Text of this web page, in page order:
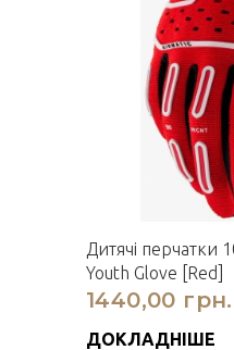
Дитячі перчатки
Youth Glove [Red]
1440,00 грн.
ДОКЛАДНІШЕ